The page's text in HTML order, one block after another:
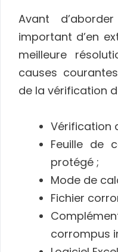
Avant
important d’en
meilleure
causes
de la vérification
Vérification
Feuille de
protégé ;
Mode de
Fichier
corrompus